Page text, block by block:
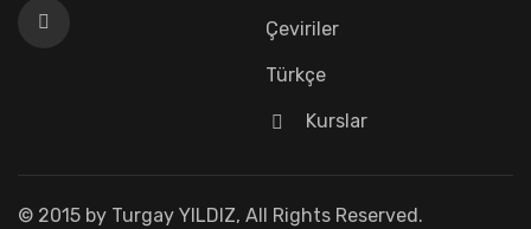
Çeviriler
Türkçe
Kurslar
© 2015 by Turgay YILDIZ, All Rights Reserved.